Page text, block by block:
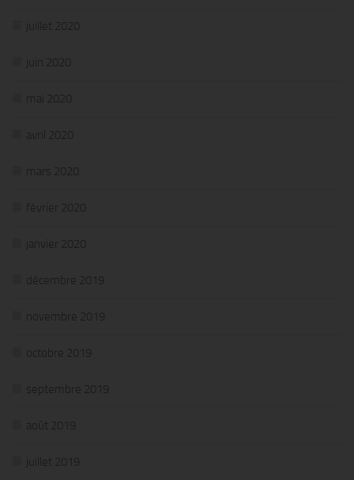
juillet 2020
juin 2020
mai 2020
avril 2020
mars 2020
février 2020
janvier 2020
décembre 2019
novembre 2019
octobre 2019
septembre 2019
août 2019
juillet 2019